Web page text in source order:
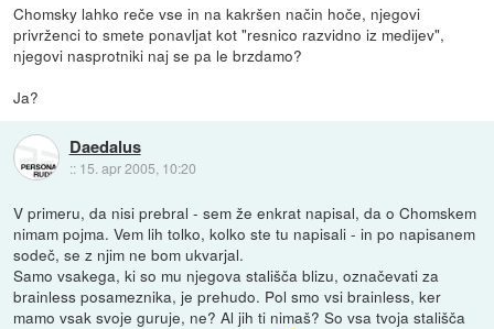
Chomsky lahko reče vse in na kakršen način hoče, njegovi
privrženci to smete ponavljat kot "resnico razvidno iz medijev",
njegovi nasprotniki naj se pa le brzdamo?
Ja?
Daedalus
:: 15. apr 2005, 10:20
V primeru, da nisi prebral - sem že enkrat napisal, da o Chomskem
nimam pojma. Vem lih tolko, kolko ste tu napisali - in po napisanem
sodeč, se z njim ne bom ukvarjal.
Samo vsakega, ki so mu njegova stališča blizu, označevati za
brainless posameznika, je prehudo. Pol smo vsi brainless, ker
mamo vsak svoje guruje, ne? Al jih ti nimaš? So vsa tvoja stališča